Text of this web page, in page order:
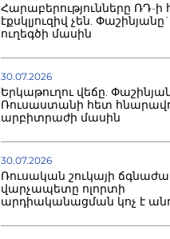
Հարաբերությունները ՌԴ-ի
էքսկլյուզիվ չեն.
ուղեգծի մասին
30.07.2026
Երկաթուղու վեճը.
Ռուսաստանի հետ
արբիտրաժի մասին
30.07.2026
Ռուսական շուկայի
վարչապետը ոլորտի
արդիականացման կոչ է